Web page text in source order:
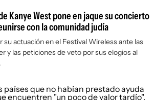
Kanye West pone en jaque su concierto
con la comunidad judía
su actuación en el Festival Wireless ante las
y las peticiones de veto por sus elogios al